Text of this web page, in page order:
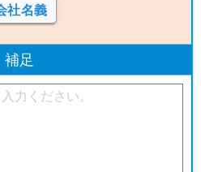
社名義
補足